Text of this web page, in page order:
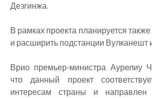
Дезгинжа.
В рамках проекта планируется
и расширить подстанции Вулканешт
Врио премьер-министра Аурелиу
что данный проект
интересам страны и направлен